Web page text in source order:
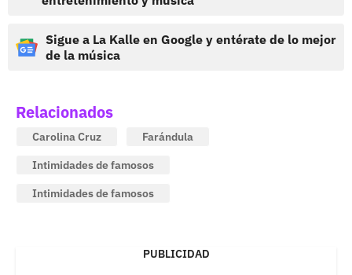
Sigue a La Kalle en Google y entérate de lo mejor
de la música
Relacionados
Carolina Cruz
Farándula
Intimidades de famosos
Intimidades de famosos
PUBLICIDAD